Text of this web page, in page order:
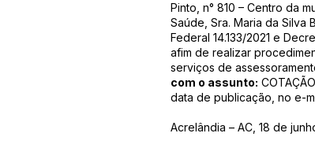
Pinto, n° 810 – Centro da
Saúde, Sra. Maria da
Federal 14.133/2021 e
afim de realizar
serviços de
com o assunto:
data de publicação, no e-
Acrelândia – AC, 18 de